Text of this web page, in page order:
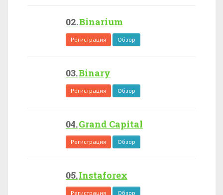
Binarium
Регистрация Обзор
Binary
Регистрация Обзор
Grand Capital
Регистрация Обзор
Instaforex
Регистрация Обзор